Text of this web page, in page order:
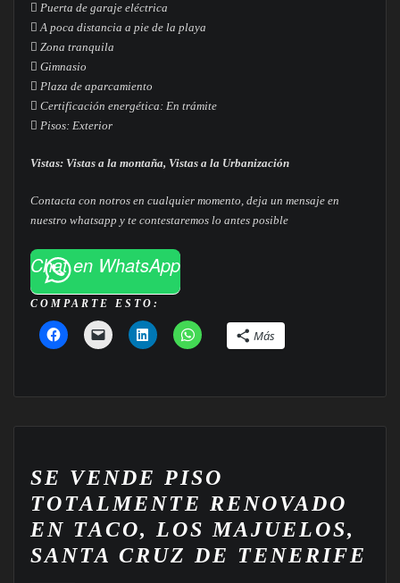
 Puerta de garaje eléctrica
 A poca distancia a pie de la playa
 Zona tranquila
 Gimnasio
 Plaza de aparcamiento
 Certificación energética: En trámite
 Pisos: Exterior
Vistas: Vistas a la montaña, Vistas a la Urbanización
Contacta con notros en cualquier momento, deja un mensaje en
nuestro whatsapp y te contestaremos lo antes posible
Chat en WhatsApp
COMPARTE ESTO:
Más
SE VENDE PISO
TOTALMENTE RENOVADO
EN TACO, LOS MAJUELOS,
SANTA CRUZ DE TENERIFE